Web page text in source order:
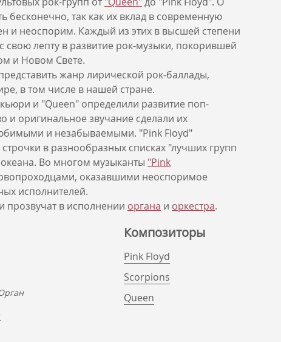
бесконечно, так как их вклад в современную
и неоспорим. Каждый из этих в высшей степени
свою лепту в развитие рок-музыки, покорившей
и Новом Свете.
жанр лирической рок-баллады,
в том числе в нашей стране.
и "Queen" определили развитие поп-
и оригинальное звучание сделали их
и незабываемыми. "Pink Floyd"
в разнообразных списках "лучших групп
Во многом музыканты "Pink
оказавшими неоспоримое
исполнителей.
прозвучат в исполнении органа и оркестра.
Композиторы
Pink Floyd
Scorpions
Queen